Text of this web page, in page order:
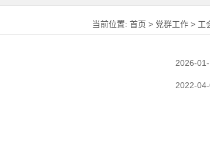
当前位置: 首页 > 党群工作 > 工
2026-
2022-